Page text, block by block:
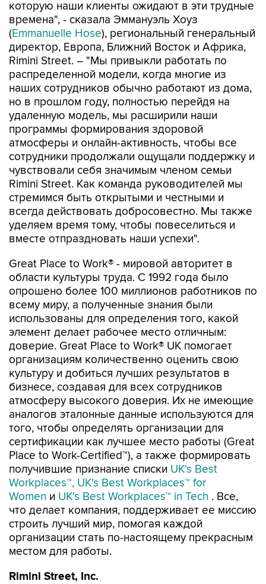
которую наши клиенты ожидают в эти трудные
времена", - сказала Эммануэль Хоуз
(Emmanuelle Hose), региональный генеральный
директор, Европа, Ближний Восток и Африка,
Rimini Street. – "Мы привыкли работать по
распределенной модели, когда многие из
наших сотрудников обычно работают из дома,
но в прошлом году, полностью перейдя на
удаленную модель, мы расширили наши
программы формирования здоровой
атмосферы и онлайн-активность, чтобы все
сотрудники продолжали ощущали поддержку и
чувствовали себя значимым членом семьи
Rimini Street. Как команда руководителей мы
стремимся быть открытыми и честными и
всегда действовать добросовестно. Мы также
уделяем время тому, чтобы повеселиться и
вместе отпраздновать наши успехи".
Great Place to Work® - мировой авторитет в
области культуры труда. С 1992 года было
опрошено более 100 миллионов работников по
всему миру, а полученные знания были
использованы для определения того, какой
элемент делает рабочее место отличным:
доверие. Great Place to Work® UK помогает
организациям количественно оценить свою
культуру и добиться лучших результатов в
бизнесе, создавая для всех сотрудников
атмосферу высокого доверия. Их не имеющие
аналогов эталонные данные используются для
того, чтобы определять организации для
сертификации как лучшее место работы (Great
Place to Work-Certified™), а также формировать
получившие признание списки UK's Best
Workplaces™, UK's Best Workplaces™ for
Women и UK's Best Workplaces™ in Tech . Все,
что делает компания, поддерживает ее миссию
строить лучший мир, помогая каждой
организации стать по-настоящему прекрасным
местом для работы.
Rimini Street, Inc.